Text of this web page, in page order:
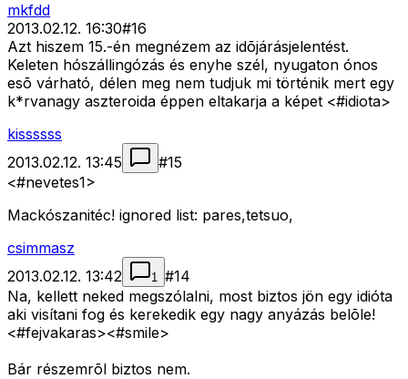
mkfdd
2013.02.12. 16:30#16
Azt hiszem 15.-én megnézem az idõjárásjelentést.
Keleten hószállingózás és enyhe szél, nyugaton ónos
esõ várható, délen meg nem tudjuk mi történik mert egy
k*rvanagy aszteroida éppen eltakarja a képet <#idiota>
kissssss
2013.02.12. 13:45
#15
<#nevetes1>
Mackószanitéc! ignored list: pares,tetsuo,
csimmasz
2013.02.12. 13:42
1 #14
Na, kellett neked megszólalni, most biztos jön egy idióta
aki visítani fog és kerekedik egy nagy anyázás belõle!
<#fejvakaras><#smile>
Bár részemrõl biztos nem.